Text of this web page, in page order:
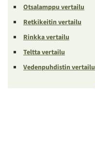
Otsalamppu vertailu
Retkikeitin vertailu
Rinkka vertailu
Teltta vertailu
Vedenpuhdistin vertailu